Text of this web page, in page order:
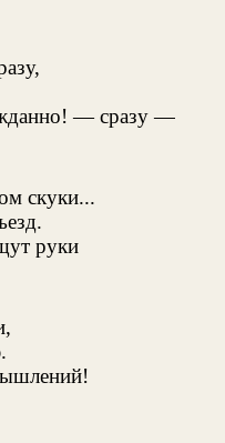
— сразу —
скуки...
руки